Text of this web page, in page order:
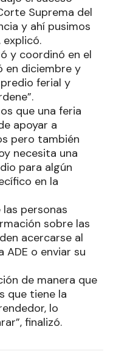
Suprema del
y ahí pusimos
y coordinó en el
en diciembre y
ferial y
que una feria
apoyar a
pero también
necesita una
para algún
en la
personas
sobre las
acercarse al
o enviar su
de manera que
que tiene la
lo
finalizó.